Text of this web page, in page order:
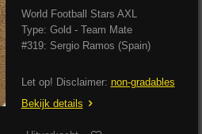
World Football Stars AXL
Type: Gold - Team Mate
#319: Sergio Ramos (Spain)
Let op! Disclaimer: non-gradables
Bekijk details